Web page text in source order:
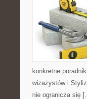
konkretne
wizażystów i
nie ogranicza się